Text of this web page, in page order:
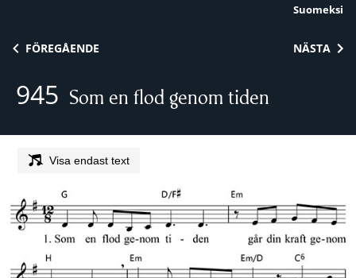
Suomeksi
FÖREGÅENDE NÄSTA
945 Som en flod genom tiden
Visa endast text